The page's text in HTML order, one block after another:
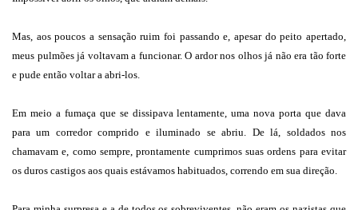
Mas, aos poucos a sensação ruim foi passando e, apesar do peito apertado,
meus pulmões já voltavam a funcionar. O ardor nos olhos já não era tão forte
e pude então voltar a abri-los.
Em meio a fumaça que se dissipava lentamente, uma nova porta que dava
para um corredor comprido e iluminado se abriu. De lá, soldados nos
chamavam e, como sempre, prontamente cumprimos suas ordens para evitar
os duros castigos aos quais estávamos habituados, correndo em sua direção.